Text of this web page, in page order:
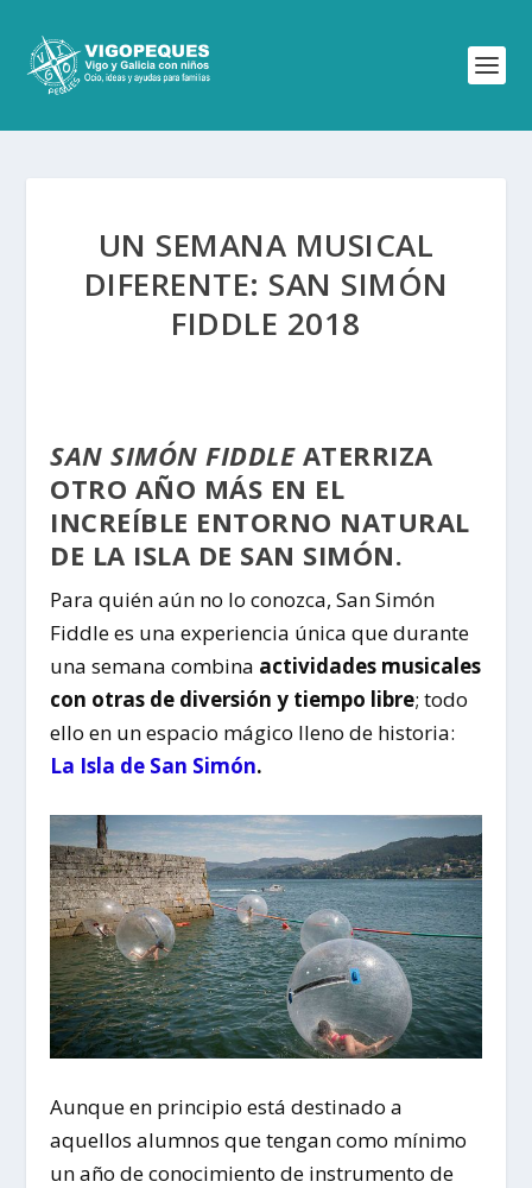
UN SEMANA MUSICAL
DIFERENTE: SAN SIMÓN
FIDDLE 2018
SAN SIMÓN FIDDLEATERRIZA
OTRO AÑO MÁS EN EL
INCREÍBLE ENTORNO NATURAL
DE LA ISLA DE SAN SIMÓN.
Para quién aún no lo conozca, San Simón
Fiddle es una experiencia única que durante
una semana combina actividades musicales
con otras de diversión y tiempo libre; todo
ello en un espacio mágico lleno de historia:
La Isla de San Simón.
Aunque en principio está destinado a
aquellos alumnos que tengan como mínimo
un año de conocimiento de instrumento de